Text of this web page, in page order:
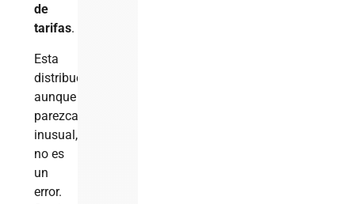
de
tarifas.
Esta
distribución,
aunque
parezca
inusual,
no es
un
error.